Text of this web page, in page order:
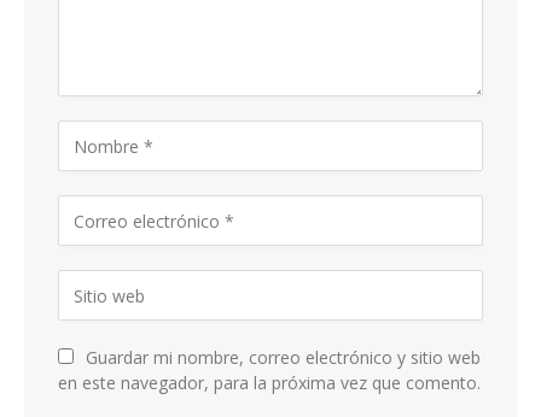
Guardar mi nombre, correo electrónico y sitio web
en este navegador, para la próxima vez que comento.